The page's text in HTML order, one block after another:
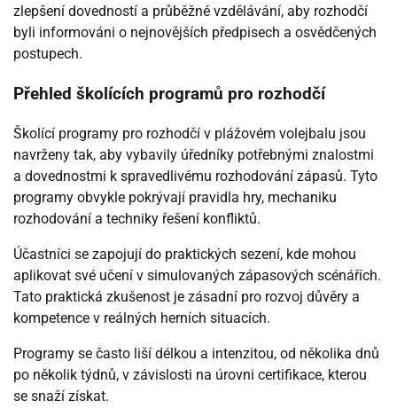
zlepšení dovedností a průběžné vzdělávání, aby rozhodčí
byli informováni o nejnovějších předpisech a osvědčených
postupech.
Přehled školících programů pro rozhodčí
Školící programy pro rozhodčí v plážovém volejbalu jsou
navrženy tak, aby vybavily úředníky potřebnými znalostmi
a dovednostmi k spravedlivému rozhodování zápasů. Tyto
programy obvykle pokrývají pravidla hry, mechaniku
rozhodování a techniky řešení konfliktů.
Účastníci se zapojují do praktických sezení, kde mohou
aplikovat své učení v simulovaných zápasových scénářích.
Tato praktická zkušenost je zásadní pro rozvoj důvěry a
kompetence v reálných herních situacích.
Programy se často liší délkou a intenzitou, od několika dnů
po několik týdnů, v závislosti na úrovni certifikace, kterou
se snaží získat.